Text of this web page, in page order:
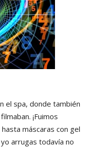
el spa, donde también
¡Fuimos
máscaras con gel
arrugas todavía no